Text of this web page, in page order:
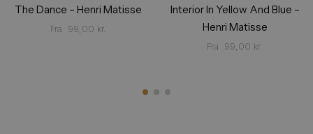
The Dance – Henri Matisse
Fra 99,00 kr.
Interior In Yellow And Blue –
Henri Matisse
Fra 99,00 kr.